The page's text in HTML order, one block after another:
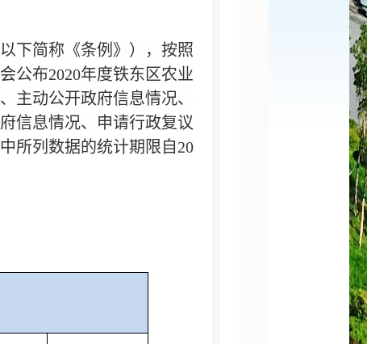
下简称《条例》），按照
公布2020年度铁东区农业
主动公开政府信息情况、
信息情况、申请行政复议
所列数据的统计期限自20